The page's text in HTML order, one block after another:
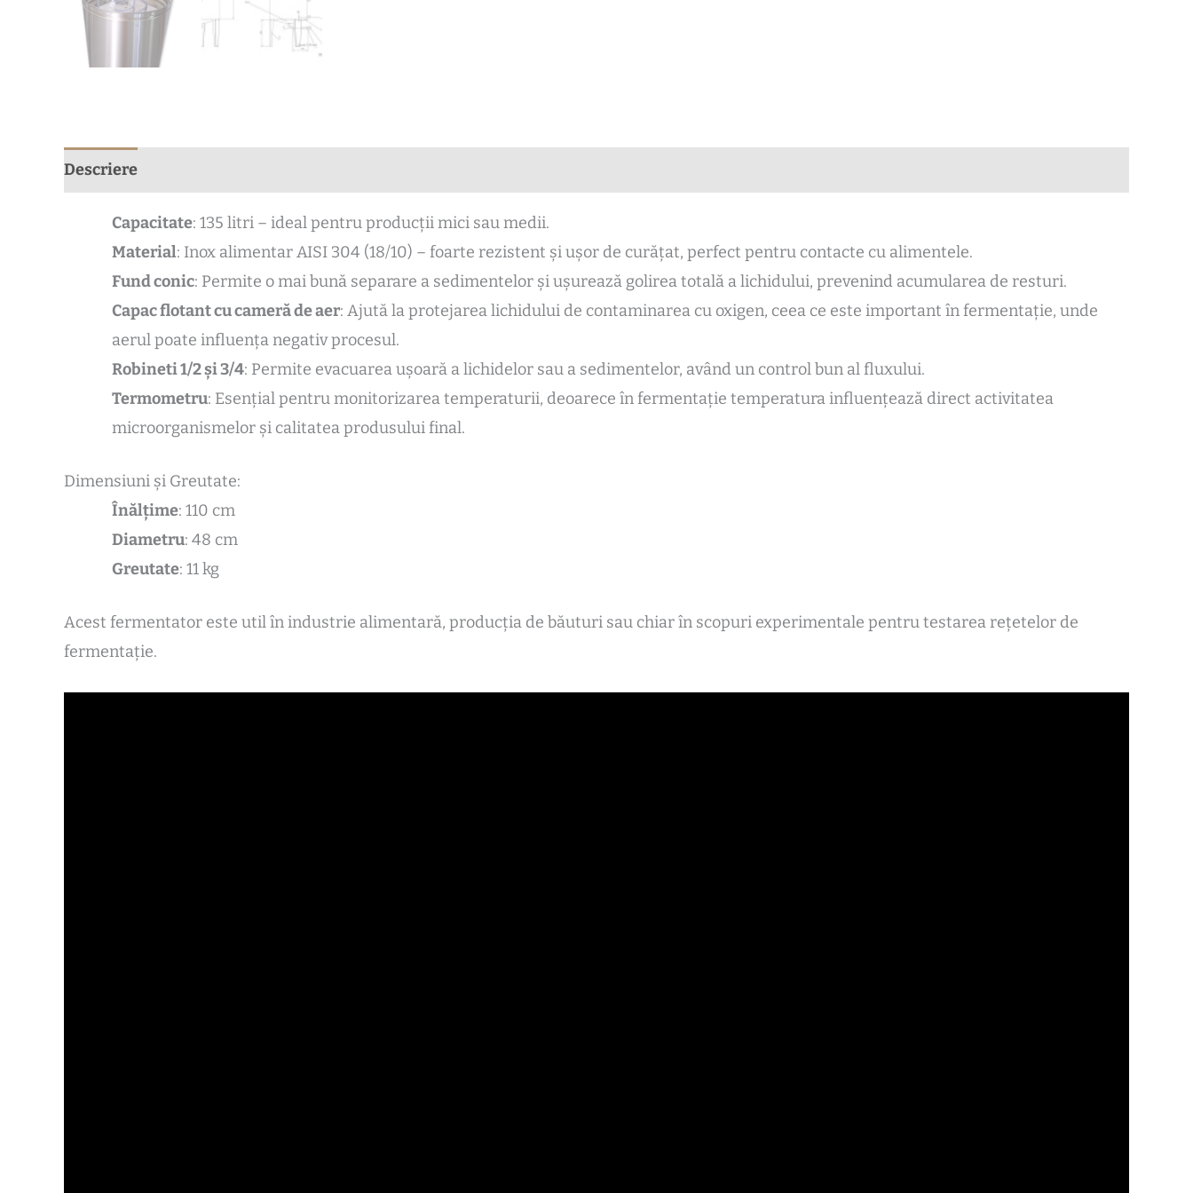
Descriere
Capacitate: 135 litri – ideal pentru producții mici sau medii.
Material: Inox alimentar AISI 304 (18/10) – foarte rezistent și ușor de curățat, perfect pentru contacte cu alimentele.
Fund conic: Permite o mai bună separare a sedimentelor și ușurează golirea totală a lichidului, prevenind acumularea de resturi.
Capac flotant cu cameră de aer: Ajută la protejarea lichidului de contaminarea cu oxigen, ceea ce este important în fermentație, unde
aerul poate influența negativ procesul.
Robineti 1/2 și 3/4: Permite evacuarea ușoară a lichidelor sau a sedimentelor, având un control bun al fluxului.
Termometru: Esențial pentru monitorizarea temperaturii, deoarece în fermentație temperatura influențează direct activitatea
microorganismelor și calitatea produsului final.
Dimensiuni și Greutate:
Înălțime: 110 cm
Diametru: 48 cm
Greutate: 11 kg
Acest fermentator este util în industrie alimentară, producția de băuturi sau chiar în scopuri experimentale pentru testarea rețetelor de
fermentație.